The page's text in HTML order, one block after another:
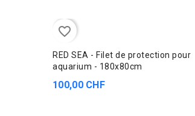
favorite_border
RED SEA - Filet de protection pour
aquarium - 180x80cm
100,00 CHF